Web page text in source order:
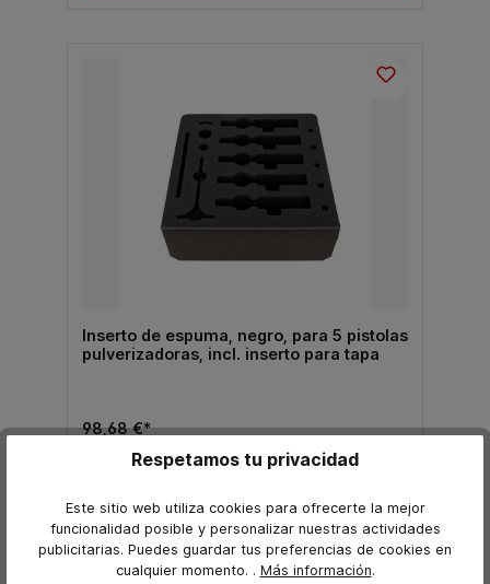
Inserto de espuma, negro, para 5 pistolas
pulverizadoras, incl. inserto para tapa
98,68 €*
Precio sin IVA TINA
añadir a la cesta
Respetamos tu privacidad
Este sitio web utiliza cookies para ofrecerte la mejor
funcionalidad posible y personalizar nuestras actividades
publicitarias. Puedes guardar tus preferencias de cookies en
cualquier momento. . Más información.